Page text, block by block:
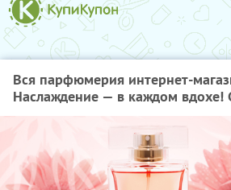
Вся парфюмерия интернет-
Наслаждение — в каждом вдохе!